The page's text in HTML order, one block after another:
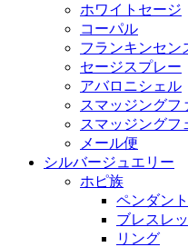
ホワイトセージ
コーパル
フランキンセン
セージスプレー
アバロニシェル
スマッジングフ
スマッジングフ
メール便
シルバージュエリー
ホピ族
ペンダント
ブレスレ
リング